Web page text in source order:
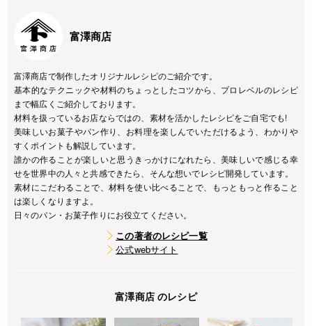
富澤商店
富澤商店で制作したオリジナルレシピのご紹介です。
基本的なテクニックや材料のちょっとしたコツから、プロレベルのレシピ
まで幅広くご紹介しております。
材料を扱っているお店ならではの、素材を活かしたレシピをご自宅でも!
美味しいお菓子やパン作り、お料理を楽しんでいただけるよう、わかりや
すくポイントも解説しています。
誰かの作ることが楽しいと思うきっかけになれたら、美味しいで感じる幸
せを世界中の人々と共感できたら、そんな想いでレシピ開発しています。
素材にこだわることで、材料を使い比べることで、もっともっと作ること
は楽しくなりますよ。
日々のパン・お菓子作りにお役立てください。
この著者のレシピ一覧
公式webサイト
富澤商店 のレシピ